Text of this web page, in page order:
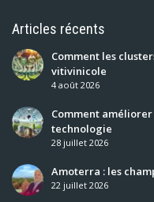
Articles récents
Comment les
vitivinicole
4 août 2026
Comment
technologie
28 juillet 2026
Amoterra : les
22 juillet 2026